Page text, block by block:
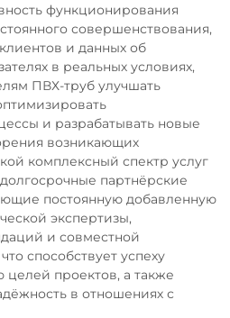
функционирования
совершенствования,
и данных об
в реальных условиях,
ПВХ-труб улучшать
и разрабатывать новые
возникающих
комплексный спектр услуг
партнёрские
постоянную добавленную
экспертизы,
и совместной
способствует успеху
проектов, а также
в отношениях с